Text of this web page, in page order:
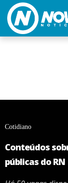
Cotidiano
Conteúdos
públicas do RN